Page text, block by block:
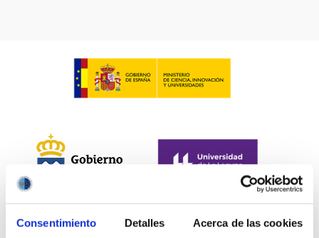
Consentimiento Detalles Acerca de las cookies